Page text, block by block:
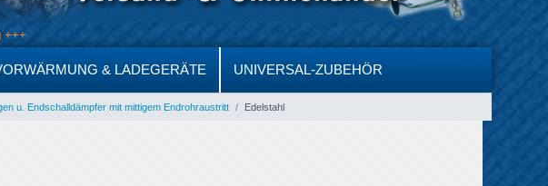
+++
& LADEGERÄTE UNIVERSAL-ZUBEHÖR
u. Endschalldämpfer mit mittigem Endrohraustritt Edelstahl